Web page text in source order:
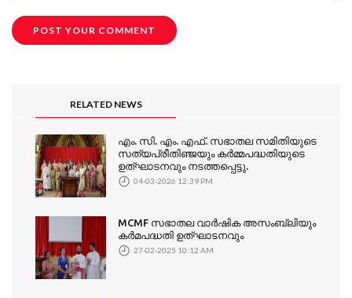
RELATED NEWS
എം. സി. എം. എഫ്. സഭാതല സമിതിയുടെ
സത്യപ്രീതിഞ്ജയും കർമ്മപദ്ധതിയുടെ
ഉത്‌ഘാടനവും നടത്തപ്പെട്ടു.
04-03-2026 12:39 PM
MCMF സഭാതല വാർഷിക അസംബ്ലിയും
കർമപദ്ധതി ഉത്‌ഘാടനവും
27-02-2025 10:12 AM